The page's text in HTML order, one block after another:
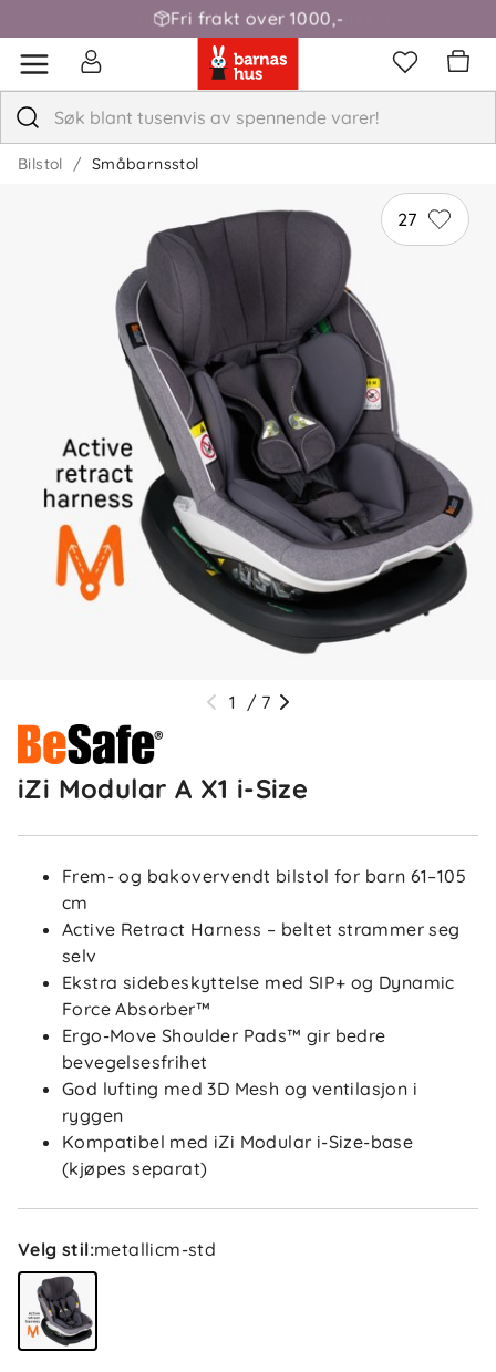
Fri frakt over 1000,-
Bilstol Småbarnsstol
27
1 / 7
iZi Modular A X1 i-Size
Frem- og bakovervendt bilstol for barn 61–105
cm
Active Retract Harness – beltet strammer seg
selv
Ekstra sidebeskyttelse med SIP+ og Dynamic
Force Absorber™
Ergo-Move Shoulder Pads™ gir bedre
bevegelsesfrihet
God lufting med 3D Mesh og ventilasjon i
ryggen
Kompatibel med iZi Modular i-Size-base
(kjøpes separat)
Velg stil:metallicm-std